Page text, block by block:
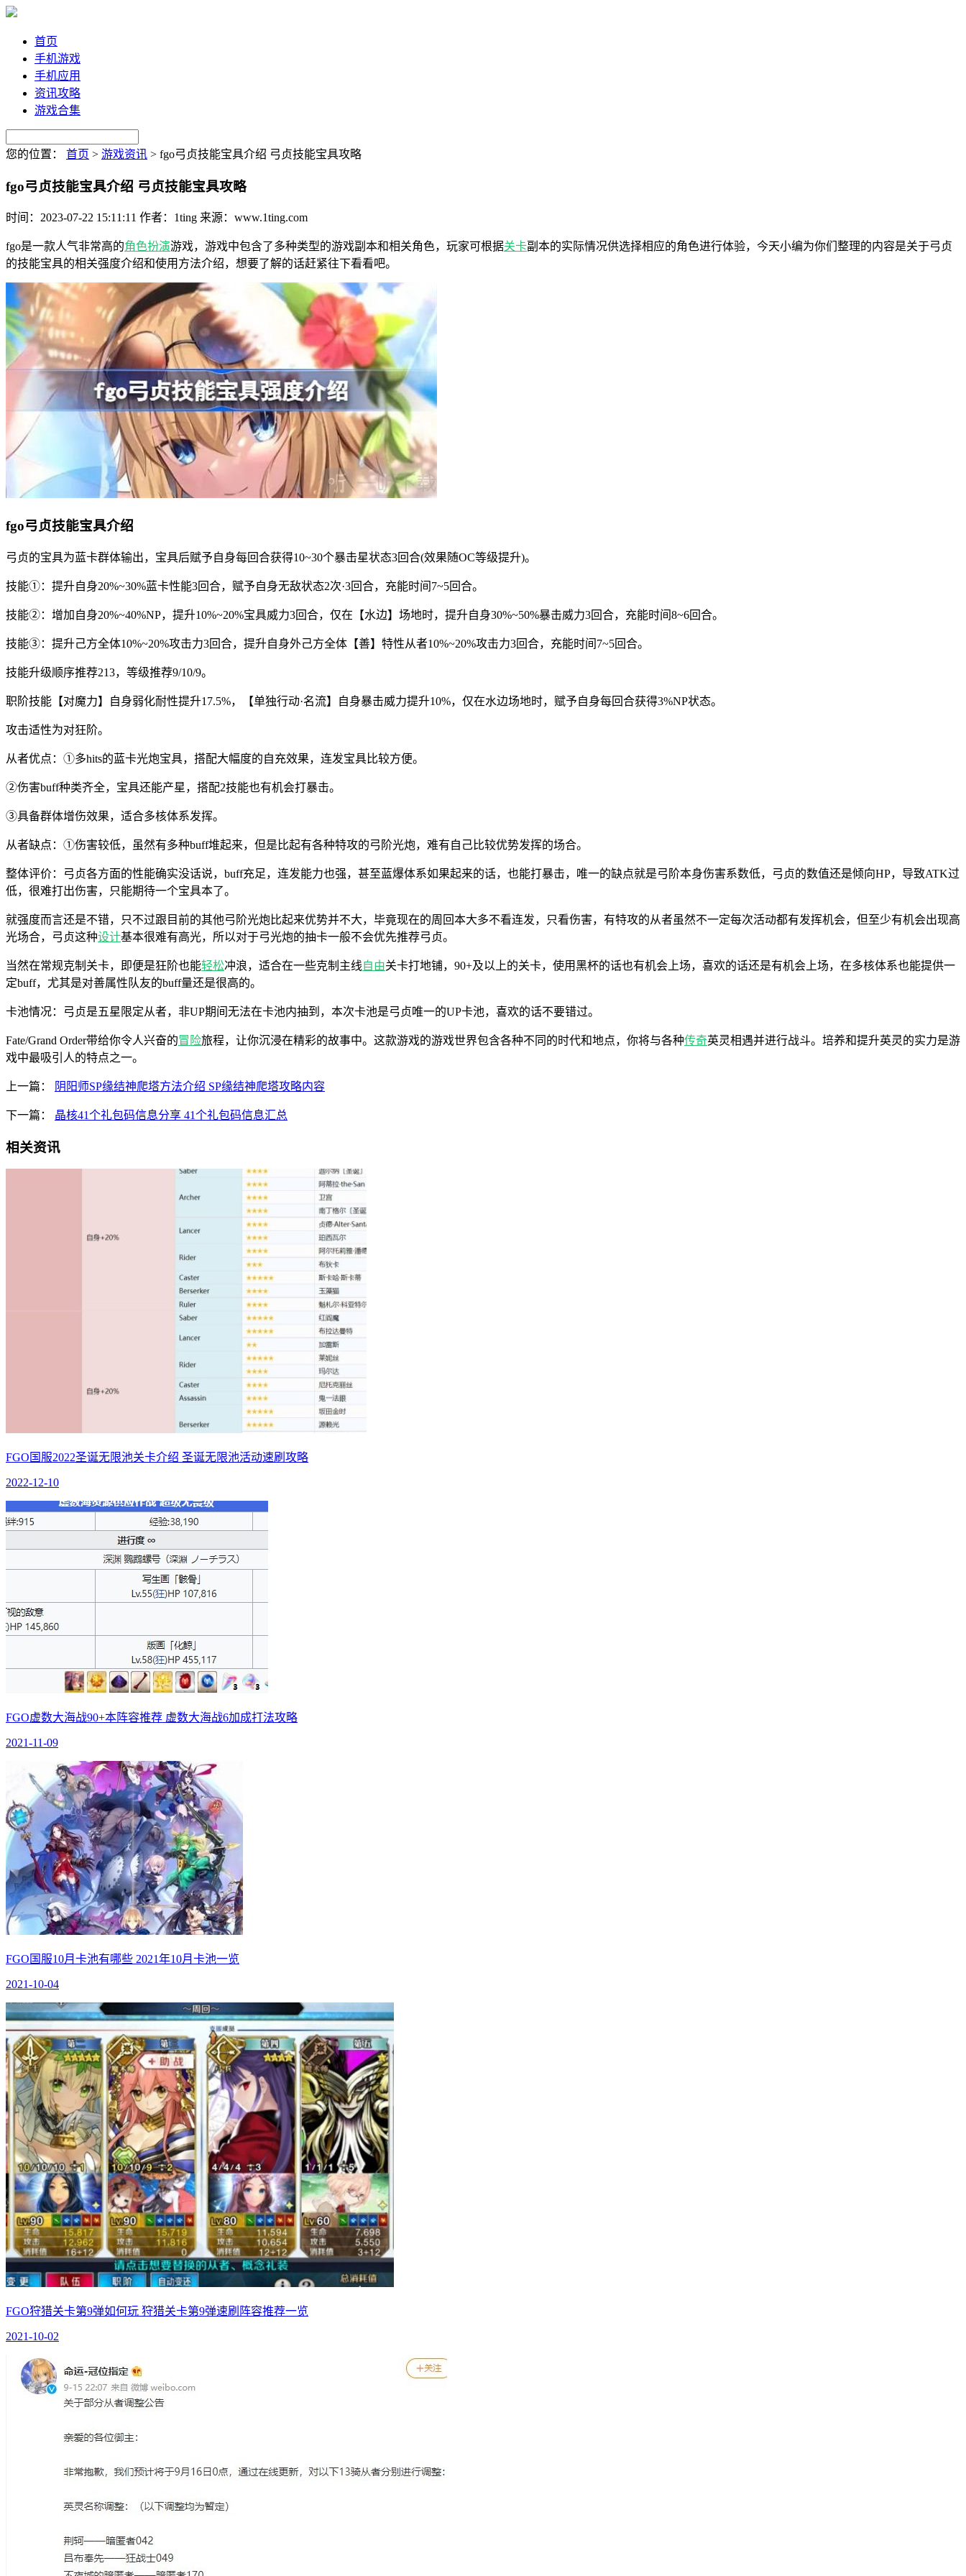
首页
手机游戏
手机应用
资讯攻略
游戏合集
您的位置： 首页 > 游戏资讯 > fgo弓贞技能宝具介绍 弓贞技能宝具攻略
fgo弓贞技能宝具介绍 弓贞技能宝具攻略
时间：2023-07-22 15:11:11 作者：1ting 来源：www.1ting.com
fgo是一款人气非常高的角色扮演游戏，游戏中包含了多种类型的游戏副本和相关角色，玩家可根据关卡副本的实际情况供选择相应的角色进行体验，今天小编为你们整理的内容是关于弓贞
的技能宝具的相关强度介绍和使用方法介绍，想要了解的话赶紧往下看看吧。
fgo弓贞技能宝具介绍
弓贞的宝具为蓝卡群体输出，宝具后赋予自身每回合获得10~30个暴击星状态3回合(效果随OC等级提升)。
技能①：提升自身20%~30%蓝卡性能3回合，赋予自身无敌状态2次·3回合，充能时间7~5回合。
技能②：增加自身20%~40%NP，提升10%~20%宝具威力3回合，仅在【水边】场地时，提升自身30%~50%暴击威力3回合，充能时间8~6回合。
技能③：提升己方全体10%~20%攻击力3回合，提升自身外己方全体【善】特性从者10%~20%攻击力3回合，充能时间7~5回合。
技能升级顺序推荐213，等级推荐9/10/9。
职阶技能【对魔力】自身弱化耐性提升17.5%，【单独行动·名流】自身暴击威力提升10%，仅在水边场地时，赋予自身每回合获得3%NP状态。
攻击适性为对狂阶。
从者优点：①多hits的蓝卡光炮宝具，搭配大幅度的自充效果，连发宝具比较方便。
②伤害buff种类齐全，宝具还能产星，搭配2技能也有机会打暴击。
③具备群体增伤效果，适合多核体系发挥。
从者缺点：①伤害较低，虽然有多种buff堆起来，但是比起有各种特攻的弓阶光炮，难有自己比较优势发挥的场合。
整体评价：弓贞各方面的性能确实没话说，buff充足，连发能力也强，甚至蓝爆体系如果起来的话，也能打暴击，唯一的缺点就是弓阶本身伤害系数低，弓贞的数值还是倾向HP，导致ATK过
低，很难打出伤害，只能期待一个宝具本了。
就强度而言还是不错，只不过跟目前的其他弓阶光炮比起来优势并不大，毕竟现在的周回本大多不看连发，只看伤害，有特攻的从者虽然不一定每次活动都有发挥机会，但至少有机会出现高
光场合，弓贞这种设计基本很难有高光，所以对于弓光炮的抽卡一般不会优先推荐弓贞。
当然在常规克制关卡，即便是狂阶也能轻松冲浪，适合在一些克制主线自由关卡打地铺，90+及以上的关卡，使用黑杯的话也有机会上场，喜欢的话还是有机会上场，在多核体系也能提供一
定buff，尤其是对善属性队友的buff量还是很高的。
卡池情况：弓贞是五星限定从者，非UP期间无法在卡池内抽到，本次卡池是弓贞唯一的UP卡池，喜欢的话不要错过。
Fate/Grand Order带给你令人兴奋的冒险旅程，让你沉浸在精彩的故事中。这款游戏的游戏世界包含各种不同的时代和地点，你将与各种传奇英灵相遇并进行战斗。培养和提升英灵的实力是游
戏中最吸引人的特点之一。
上一篇： 阴阳师SP缘结神爬塔方法介绍 SP缘结神爬塔攻略内容
下一篇： 晶核41个礼包码信息分享 41个礼包码信息汇总
相关资讯
FGO国服2022圣诞无限池关卡介绍 圣诞无限池活动速刷攻略
2022-12-10
FGO虚数大海战90+本阵容推荐 虚数大海战6加成打法攻略
2021-11-09
FGO国服10月卡池有哪些 2021年10月卡池一览
2021-10-04
FGO狩猎关卡第9弹如何玩 狩猎关卡第9弹速刷阵容推荐一览
2021-10-02